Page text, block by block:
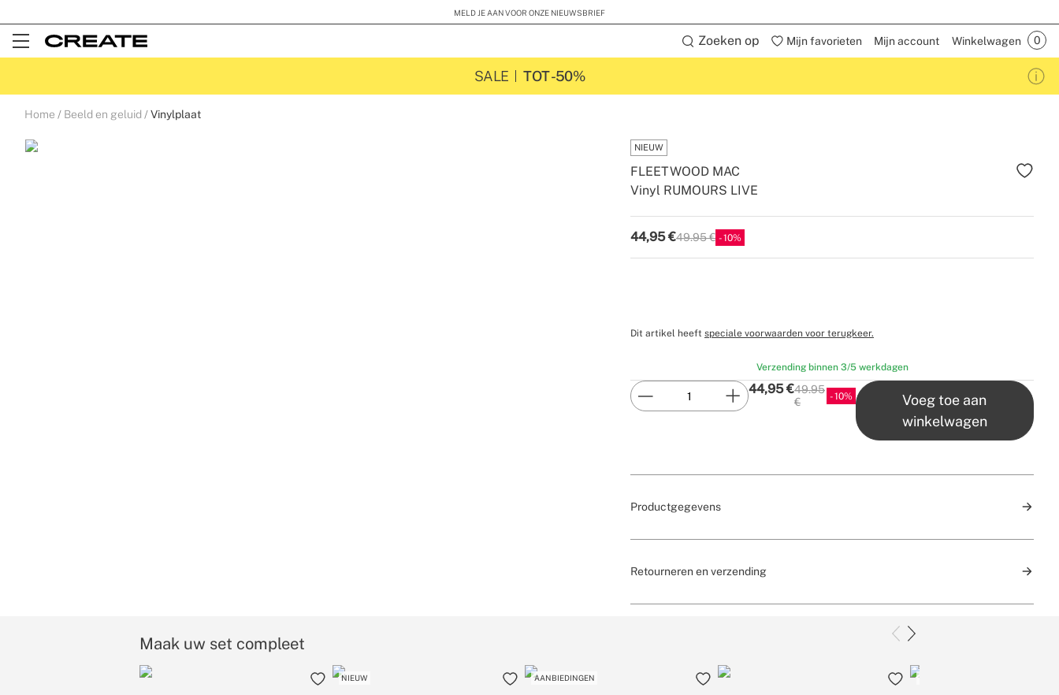
MELD JE AAN VOOR ONZE NIEUWSBRIEF
Open
Zoeken op Mijn favorieten Mijn account Winkelwagen
SALE TOT -50%
Home Beeld en geluid Vinylplaat
NIEUW
Vinyl RUMOURS LIVE
FLEETWOOD MAC
44,95 €P.V.P
49.95 € 10
Dit artikel heeft speciale voorwaarden voor terugkeer.
Verzending binnen 3/5 werkdagen
44,95 €
P.V.P
49.95
€
10
Voeg toe aan
winkelwagen
Productgegevens
Retourneren en verzending
Maak uw set compleet
NIEUW AANBIEDINGEN AANBIEDINGEN